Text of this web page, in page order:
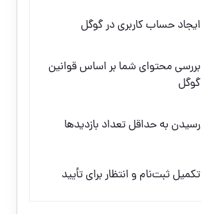
ایجاد حساب کاربری در گوگل
بررسی محتوای شما بر اساس قوانین
گوگل
رسیدن به حداقل تعداد بازدیدها
تکمیل ثبت‌نام و انتظار برای تأیید